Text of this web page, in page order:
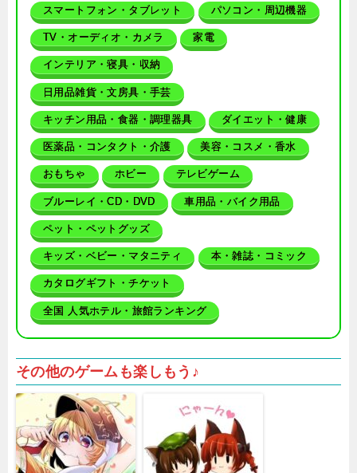
スマートフォン・タブレット パソコン・周辺機器
TV・オーディオ・カメラ 家電
インテリア・寝具・収納
日用品雑貨・文房具・手芸
キッチン用品・食器・調理器具 ダイエット・健康
医薬品・コンタクト・介護 美容・コスメ・香水
おもちゃ ホビー テレビゲーム
ブルーレイ・CD・DVD 車用品・バイク用品
ペット・ペットグッズ
キッズ・ベビー・マタニティ 本・雑誌・コミック
カタログギフト・チケット
全国 人気ホテル・旅館ランキング
その他のゲームも楽しもう♪